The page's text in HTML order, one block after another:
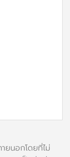
ยนอกโดยที่ไม่